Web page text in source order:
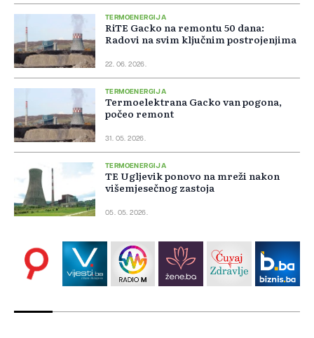
TERMOENERGIJA
RiTE Gacko na remontu 50 dana:
Radovi na svim ključnim postrojenjima
22. 06. 2026.
TERMOENERGIJA
Termoelektrana Gacko van pogona,
počeo remont
31. 05. 2026.
TERMOENERGIJA
TE Ugljevik ponovo na mreži nakon
višemjesečnog zastoja
05. 05. 2026.